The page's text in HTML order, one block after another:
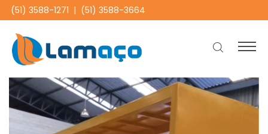
(51) 3588-1271 | (51) 3588-3664